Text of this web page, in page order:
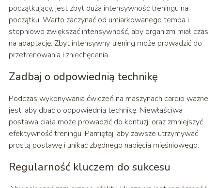
początkujący, jest zbyt duża intensywność treningu na
początku. Warto zaczynać od umiarkowanego tempa i
stopniowo zwiększać intensywność, aby organizm miał czas
na adaptację. Zbyt intensywny trening może prowadzić do
przetrenowania i zniechęcenia.
Zadbaj o odpowiednią technikę
Podczas wykonywania ćwiczeń na maszynach cardio ważne
jest, aby dbać o odpowiednią technikę. Niewłaściwa
postawa ciała może prowadzić do kontuzji oraz zmniejszyć
efektywność treningu. Pamiętaj, aby zawsze utrzymywać
prostą postawę i unikać zbędnego napięcia mięśniowego.
Regularność kluczem do sukcesu